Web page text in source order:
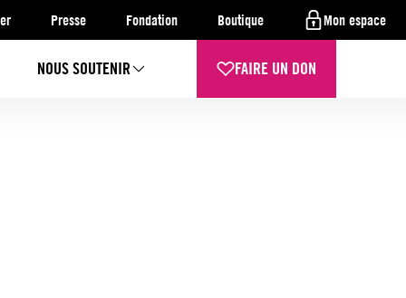
Presse Fondation Boutique Mon espace
NOUS SOUTENIR FAIRE UN DON